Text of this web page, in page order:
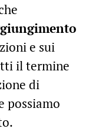
e sui
il termine
di
possiamo